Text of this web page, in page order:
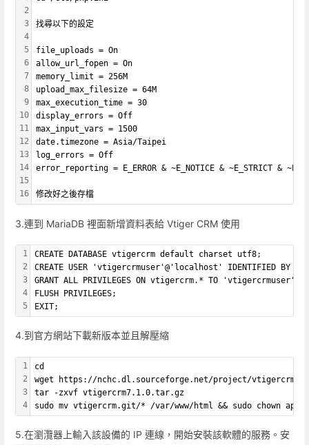
2
3
4
5
6
7
8
9
10
11
12
13
14
15
16
找尋以下的設定
file_uploads = On
allow_url_fopen = On
memory_limit = 256M
upload_max_filesize = 64M
max_execution_time = 30
display_errors = Off
max_input_vars = 1500
date.timezone = Asia/Taipei
log_errors = Off
error_reporting = E_ERROR & ~E_NOTICE & ~E_STRICT &
修改好之後存檔
3.連到 MariaDB 裡面新增資料表給 Vtiger CRM 使用
1
2
3
4
5
CREATE DATABASE vtigercrm default charset utf8;
CREATE USER 'vtigercrmuser'@'localhost' IDENTIFIED BY
GRANT ALL PRIVILEGES ON vtigercrm.* TO
FLUSH PRIVILEGES;
EXIT;
4.到官方網站下載新版本並且解壓縮
1
2
3
4
cd
wget https://nchc.dl.sourceforge.net/project/vtigercrm/
tar -zxvf vtigercrm7.1.0.tar.gz
sudo mv vtigercrm.git/* /var/www/html && sudo chown
5.在瀏灠器上輸入該設備的 IP 連線，開始安裝該軟體的服務。安